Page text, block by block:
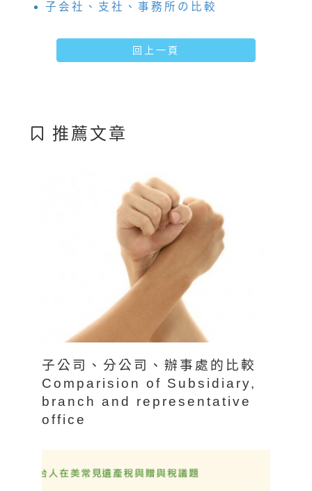
子会社、支社、事務所の比較
回上一頁
推薦文章
子公司、分公司、辦事處的比較
Comparision of Subsidiary,
branch and representative
office